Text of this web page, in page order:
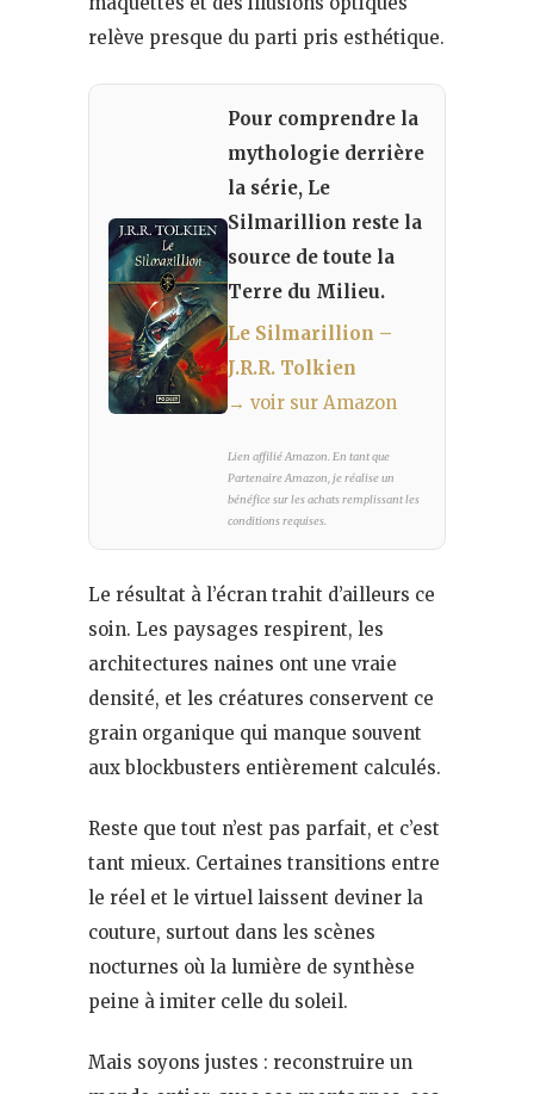
relève presque du parti pris esthétique.
Pour comprendre la
mythologie derrière
la série, Le
Silmarillion reste la
source de toute la
Terre du Milieu.
Le Silmarillion –
J.R.R. Tolkien
→ voir sur Amazon
Lien affilié Amazon. En tant que
Partenaire Amazon, je réalise un
bénéfice sur les achats remplissant les
conditions requises.
Le résultat à l’écran trahit d’ailleurs ce
soin. Les paysages respirent, les
architectures naines ont une vraie
densité, et les créatures conservent ce
grain organique qui manque souvent
aux blockbusters entièrement calculés.
Reste que tout n’est pas parfait, et c’est
tant mieux. Certaines transitions entre
le réel et le virtuel laissent deviner la
couture, surtout dans les scènes
nocturnes où la lumière de synthèse
peine à imiter celle du soleil.
Mais soyons justes : reconstruire un